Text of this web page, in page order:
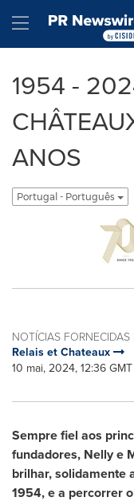
Hamburger
1954 -
ANOS
Portugal - Português
NOTÍCIAS FORNECIDAS
Relais et Chateaux
10 mai, 2024, 12:36 GMT
Sempre fiel aos
fundadores, Nelly e
brilhar, solidamente
1954, e a percorrer